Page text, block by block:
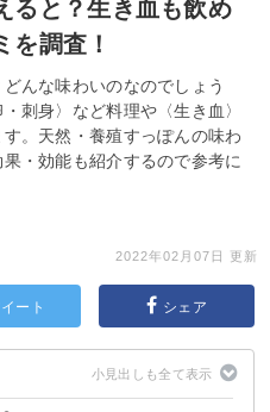
ると？生き血も飲め
を調査！
んな味わいのなのでしょう
刺身〉など料理や〈生き血〉
。天然・養殖すっぽんの味わ
・効能も紹介するので参考に
2022年02月07日 更新
ート シェア